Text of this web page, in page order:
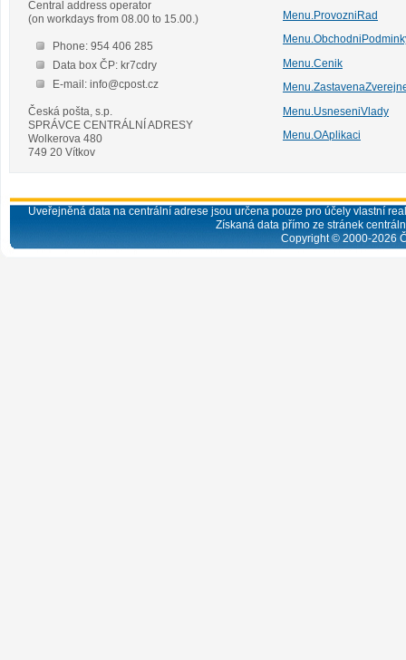
Central address operator
(on workdays from 08.00 to 15.00.)
Phone: 954 406 285
Data box ČP: kr7cdry
E-mail: info@cpost.cz
Česká pošta, s.p.
SPRÁVCE CENTRÁLNÍ ADRESY
Wolkerova 480
749 20 Vítkov
Menu.ProvozniRad
Menu.Cenik
Menu.UsneseniVlady
Menu.OAplikaci
Uveřejněná data na centrální adrese jsou určena pouze pro účely vlastní
Získaná data přímo ze stránek
Copyright © 2000-2026